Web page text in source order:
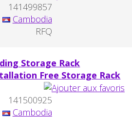
141499857
Cambodia
RFQ
Storage Rack
Free Storage Rack
141500925
Cambodia